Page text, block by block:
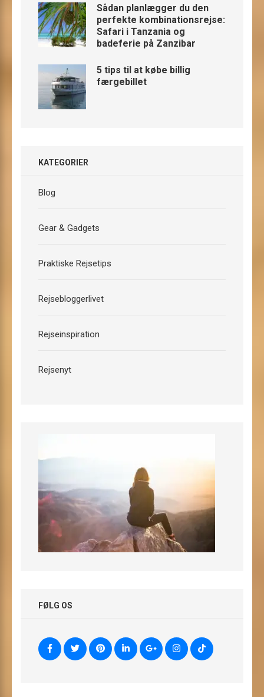
Sådan planlægger du den
perfekte kombinationsrejse:
Safari i Tanzania og
badeferie på Zanzibar
5 tips til at købe billig
færgebillet
KATEGORIER
Blog
Gear & Gadgets
Praktiske Rejsetips
Rejsebloggerlivet
Rejseinspiration
Rejsenyt
FØLG OS